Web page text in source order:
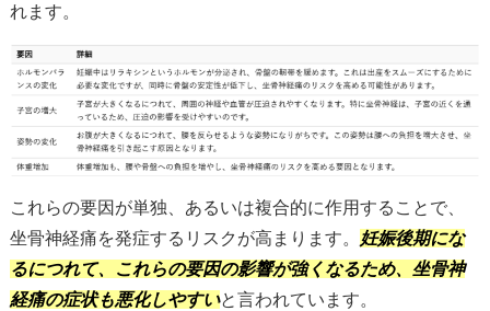
れます。
これらの要因が単独、あるいは複合的に作用することで、
坐骨神経痛を発症するリスクが高まります。 妊娠後期にな
るにつれて、これらの要因の影響が強くなるため、坐骨神
経痛の症状も悪化しやすいと言われています。